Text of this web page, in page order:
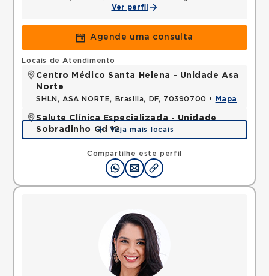
Ver perfil
Agende uma consulta
Compartilhe este perfil
Locais de Atendimento
Centro Médico Santa Helena - Unidade Asa
Norte
SHLN, ASA NORTE, Brasilia, DF, 70390700 • Mapa
Salute Clínica Especializada - Unidade
Sobradinho Qd 12
QUADRA, SOBRADINHO, Brasilia, DF, 73010120 •
Veja mais locais